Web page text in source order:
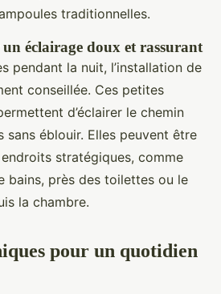
traditionnelles.
un éclairage doux et rassurant
pendant la nuit, l’installation de
conseillée. Ces petites
d’éclairer le chemin
sans éblouir. Elles peuvent être
stratégiques, comme
bains, près des toilettes ou le
la chambre.
pour un quotidien